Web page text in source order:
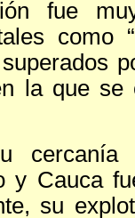
fue
como “
la que
y Cauca
su